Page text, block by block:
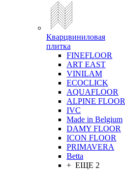
Кварцвиниловая
плитка
FINEFLOOR
ART EAST
VINILAM
ECOCLICK
AQUAFLOOR
ALPINE FLOOR
IVC
Made in Belgium
DAMY FLOOR
ICON FLOOR
PRIMAVERA
Betta
+ ЕЩЕ 2